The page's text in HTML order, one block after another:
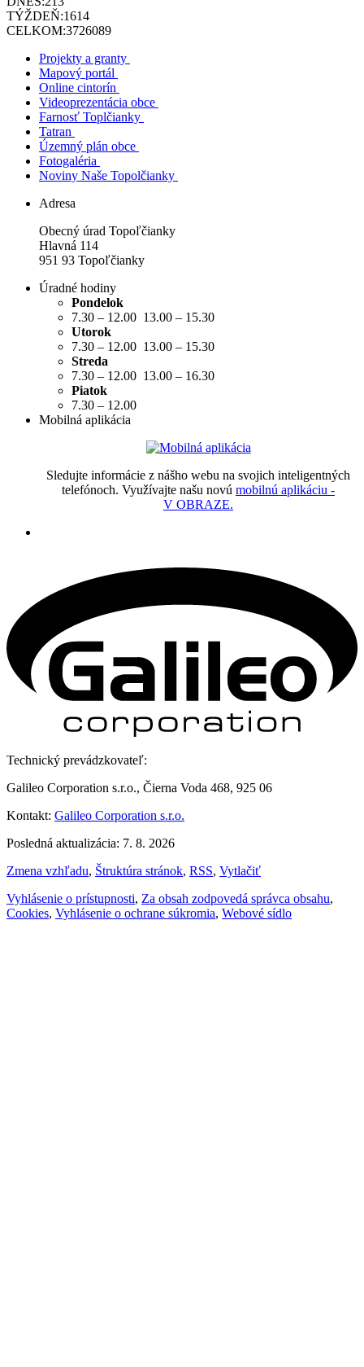
TÝŽDEŇ:1614
CELKOM:3726089
Projekty a granty
Mapový portál
Online cintorín
Videoprezentácia obce
Farnosť Toplčianky
Tatran
Územný plán obce
Fotogaléria
Noviny Naše Topolčianky
Adresa
Obecný úrad Topoľčianky
Hlavná 114
951 93 Topoľčianky
Úradné hodiny
Pondelok
7.30 – 12.00 13.00 – 15.30
Utorok
7.30 – 12.00 13.00 – 15.30
Streda
7.30 – 12.00 13.00 – 16.30
Piatok
7.30 – 12.00
Mobilná aplikácia
Sledujte informácie z nášho webu na svojich inteligentných
telefónoch. Využívajte našu novú mobilnú aplikáciu -
V OBRAZE.
Technický prevádzkovateľ:
Galileo Corporation s.r.o., Čierna Voda 468, 925 06
Kontakt: Galileo Corporation s.r.o.
Posledná aktualizácia: 7. 8. 2026
Zmena vzhľadu, Štruktúra stránok, RSS, Vytlačiť
Vyhlásenie o prístupnosti, Za obsah zodpovedá správca obsahu,
Cookies, Vyhlásenie o ochrane súkromia, Webové sídlo